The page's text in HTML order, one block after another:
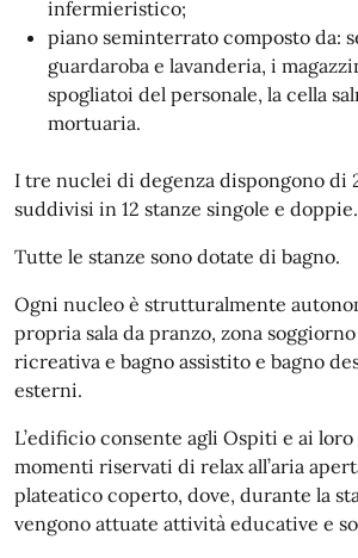
infermieristico;
piano seminterrato composto da:
guardaroba e lavanderia, i
spogliatoi del personale, la cella
mortuaria.
I tre nuclei di degenza dispongono di
suddivisi in 12 stanze singole e doppie.
Tutte le stanze sono dotate di bagno.
Ogni nucleo è strutturalmente
propria sala da pranzo, zona soggiorno
ricreativa e bagno assistito e bagno
esterni.
L’edificio consente agli Ospiti e ai
momenti riservati di relax all’aria
plateatico coperto, dove, durante la
vengono attuate attività educative e